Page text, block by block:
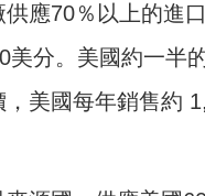
應70％以上的進
分。美國約一半
美國每年銷售約